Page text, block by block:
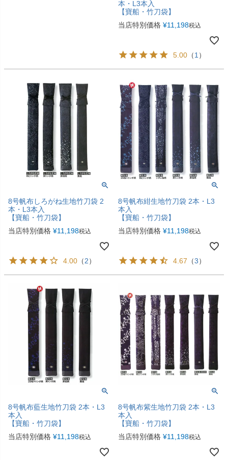
本・L3本入
【寶船・竹刀袋】
当店特別価格 ¥11,198税込
5.00 （1）
8号帆布しろがね生地竹刀袋 2
本・L3本入
【寶船・竹刀袋】
当店特別価格 ¥11,198税込
4.00 （2）
8号帆布紺生地竹刀袋 2本・L3
本入
【寶船・竹刀袋】
当店特別価格 ¥11,198税込
4.67 （3）
8号帆布藍生地竹刀袋 2本・L3
本入
【寶船・竹刀袋】
当店特別価格 ¥11,198税込
8号帆布紫生地竹刀袋 2本・L3
本入
【寶船・竹刀袋】
当店特別価格 ¥11,198税込